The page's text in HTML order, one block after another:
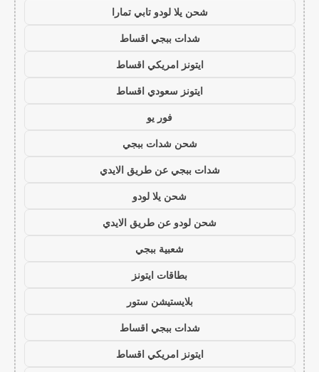
شحن يلا لودو تابي تمارا
شدات ببجي اقساط
ايتونز امريكي اقساط
ايتونز سعودي اقساط
فور يو
شحن شدات ببجي
شدات ببجي عن طريق الايدي
شحن يلا لودو
شحن لودو عن طريق الايدي
شعبية ببجي
بطاقات ايتونز
بلايستيشن ستور
شدات ببجي اقساط
ايتونز امريكي اقساط